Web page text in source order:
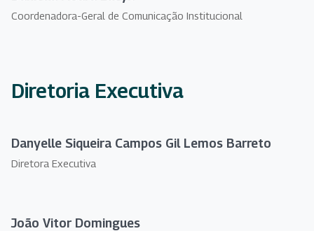
Coordenadora-Geral de Comunicação Institucional
Diretoria Executiva
Danyelle Siqueira Campos Gil Lemos Barreto
Diretora Executiva
João Vitor Domingues